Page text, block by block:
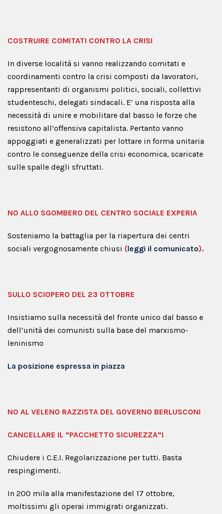
COSTRUIRE COMITATI CONTRO LA CRISI
In diverse località si vanno realizzando comitati e
coordinamenti contro la crisi composti da lavoratori,
rappresentanti di organismi politici, sociali, collettivi
studenteschi, delegati sindacali. E’ una risposta alla
necessità di unire e mobilitare dal basso le forze che
resistono all’offensiva capitalista. Pertanto vanno
appoggiati e generalizzati per lottare in forma unitaria
contro le conseguenze della crisi economica, scaricate
sulle spalle degli sfruttati.
NO ALLO SGOMBERO DEL CENTRO SOCIALE EXPERIA
Sosteniamo la battaglia per la riapertura dei centri
sociali vergognosamente chiusi (leggi il comunicato).
SULLO SCIOPERO DEL 23 OTTOBRE
Insistiamo sulla necessità del fronte unico dal basso e
dell’unità dei comunisti sulla base del marxismo-
leninismo
La posizione espressa in piazza
NO AL VELENO RAZZISTA DEL GOVERNO BERLUSCONI
CANCELLARE IL “PACCHETTO SICUREZZA”!
Chiudere i C.E.I. Regolarizzazione per tutti. Basta
respingimenti.
In 200 mila alla manifestazione del 17 ottobre,
moltissimi gli operai immigrati organizzati.